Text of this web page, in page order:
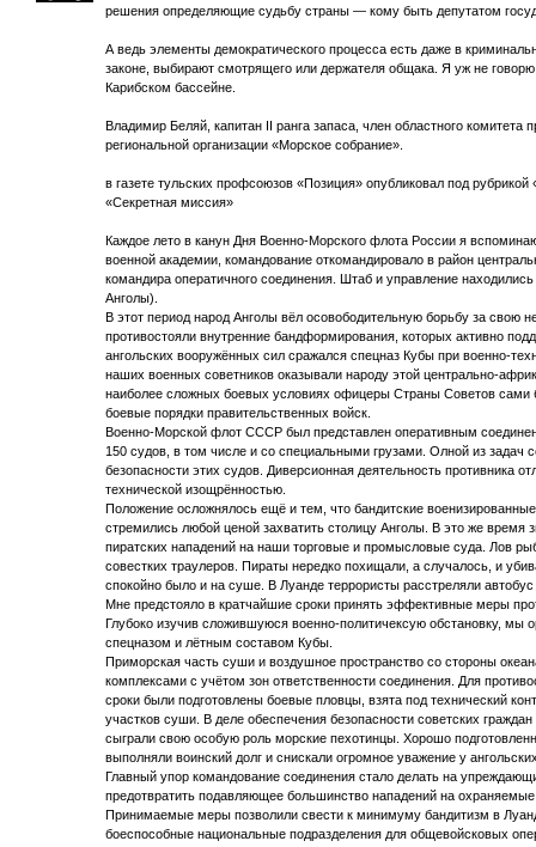
решения определяющие судьбу страны — кому быть депутатом
А ведь элементы демократического процесса есть даже в
законе, выбирают смотрящего или держателя общака. Я уж не
Карибском бассейне.
Владимир Беляй, капитан II ранга запаса, член областного
региональной организации «Морское собрание».
в газете тульских профсоюзов «Позиция» опубликовал под
«Секретная миссия»
Каждое лето в канун Дня Военно-Морского флота России я
военной академии, командование откомандировало в район
командира оператичного соединения. Штаб и управление
Анголы).
В этот период народ Анголы вёл осовободительную борьбу за свою
противостояли внутренние бандформирования, которых активно
ангольских вооружённых сил сражался спецназ Кубы при военно-
наших военных советников оказывали народу этой центрально-
наиболее сложных боевых условиях офицеры Страны Советов сами
боевые порядки правительственных войск.
Военно-Морской флот СССР был представлен оперативным
150 судов, в том числе и со специальными грузами. Олной из задач
безопасности этих судов. Диверсионная деятельность противника
технической изощрённостью.
Положение осложнялось ещё и тем, что бандитские
стремились любой ценой захватить столицу Анголы. В это же время
пиратских нападений на наши торговые и промысловые суда. Лов
совестких траулеров. Пираты нередко похищали, а случалось, и
спокойно было и на суше. В Луанде террористы расстреляли
Мне предстояло в кратчайшие сроки принять эффективные меры
Глубоко изучив сложившуюся военно-политичексую обстановку, мы
спецназом и лётным составом Кубы.
Приморская часть суши и воздушное пространство со стороны
комплексами с учётом зон ответственности соединения. Для
сроки были подготовлены боевые пловцы, взята под технический
участков суши. В деле обеспечения безопасности советских
сыграли свою особую роль морские пехотинцы. Хорошо
выполняли воинский долг и снискали огромное уважение у
Главный упор командование соединения стало делать на
предотвратить подавляющее большинство нападений на
Принимаемые меры позволили свести к минимуму бандитизм в
боеспособные национальные подразделения для общевойсковых